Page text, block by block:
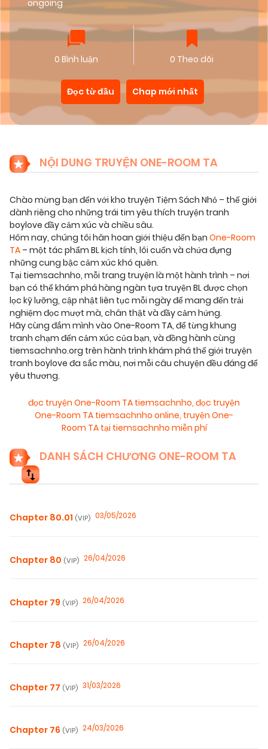
ongoing
0 Bình luận 0 Theo dõi
Đọc từ đầu Chap mới nhất
NỘI DUNG TRUYỆN ONE-ROOM TA
Chào mừng bạn đến với kho truyện Tiệm Sách Nhỏ – thế giới
dành riêng cho những trái tim yêu thích truyện tranh
boylove đầy cảm xúc và chiều sâu.
Hôm nay, chúng tôi hân hoan giới thiệu đến bạn One-Room
TA – một tác phẩm BL kịch tính, lôi cuốn và chứa đựng
những cung bậc cảm xúc khó quên.
Tại tiemsachnho, mỗi trang truyện là một hành trình – nơi
bạn có thể khám phá hàng ngàn tựa truyện BL được chọn
lọc kỹ lưỡng, cập nhật liên tục mỗi ngày để mang đến trải
nghiệm đọc mượt mà, chân thật và đầy cảm hứng.
Hãy cùng đắm mình vào One-Room TA, để từng khung
tranh chạm đến cảm xúc của bạn, và đồng hành cùng
tiemsachnho.org trên hành trình khám phá thế giới truyện
tranh boylove đa sắc màu, nơi mỗi câu chuyện đều đáng để
yêu thương.
đọc truyện One-Room TA tiemsachnho, đọc truyện
One-Room TA tiemsachnho online, truyện One-
Room TA tại tiemsachnho miễn phí
DANH SÁCH CHƯƠNG ONE-ROOM TA
Chapter 80.01 (VIP) 03/05/2026
Chapter 80 (VIP) 26/04/2026
Chapter 79 (VIP) 26/04/2026
Chapter 78 (VIP) 26/04/2026
Chapter 77 (VIP) 31/03/2026
Chapter 76 (VIP) 24/03/2026